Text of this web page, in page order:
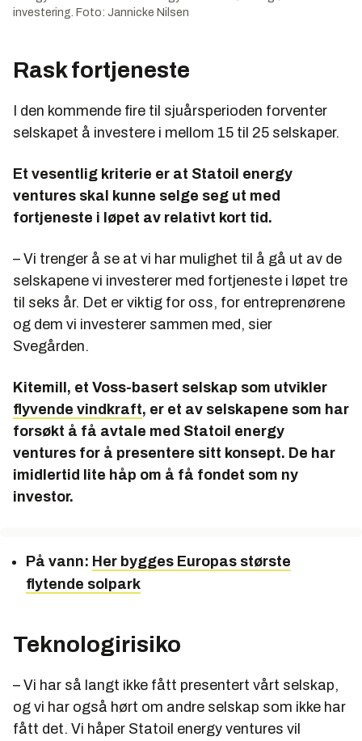
investering. Foto: Jannicke Nilsen
Rask fortjeneste
I den kommende fire til sjuårsperioden forventer
selskapet å investere i mellom 15 til 25 selskaper.
Et vesentlig kriterie er at Statoil energy
ventures skal kunne selge seg ut med
fortjeneste i løpet av relativt kort tid.
– Vi trenger å se at vi har mulighet til å gå ut av de
selskapene vi investerer med fortjeneste i løpet tre
til seks år. Det er viktig for oss, for entreprenørene
og dem vi investerer sammen med, sier
Svegården.
Kitemill, et Voss-basert selskap som utvikler
flyvende vindkraft, er et av selskapene som har
forsøkt å få avtale med Statoil energy
ventures for å presentere sitt konsept. De har
imidlertid lite håp om å få fondet som ny
investor.
På vann: Her bygges Europas største
flytende solpark
Teknologirisiko
– Vi har så langt ikke fått presentert vårt selskap,
og vi har også hørt om andre selskap som ikke har
fått det. Vi håper Statoil energy ventures vil